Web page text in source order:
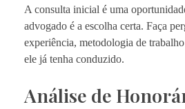
A consulta inicial é uma
advogado é a escolha certa. Faça
experiência, metodologia de
ele já tenha conduzido.
Análise de